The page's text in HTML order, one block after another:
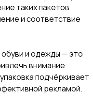
таких пакетов
и соответствие
и одежды — это
внимание
подчёркивает
рекламой.